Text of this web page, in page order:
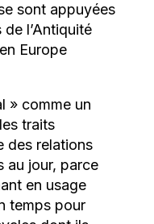
sont appuyées
l’Antiquité
Europe
» comme un
traits
des relations
au jour, parce
en usage
temps pour